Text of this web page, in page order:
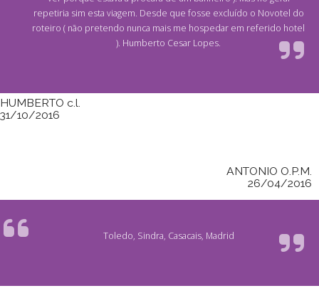
repetiria sim esta viagem. Desde que fosse excluído o Novotel do
roteiro ( não pretendo nunca mais me hospedar em referido hotel
). Humberto Cesar Lopes.
HUMBERTO c.l.
31/10/2016
ANTONIO O.P.M.
26/04/2016
Toledo, Sindra, Casacais, Madrid